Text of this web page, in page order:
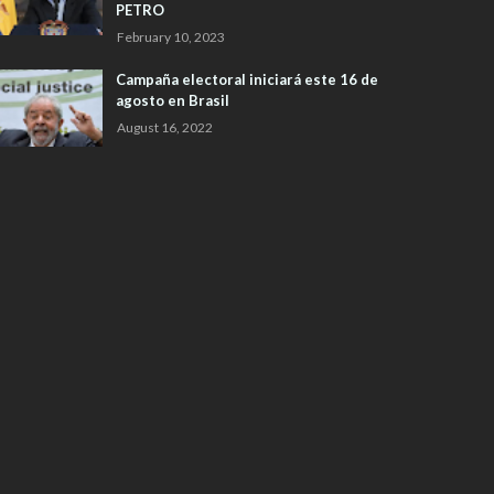
PETRO
February 10, 2023
Campaña electoral iniciará este 16 de
agosto en Brasil
August 16, 2022